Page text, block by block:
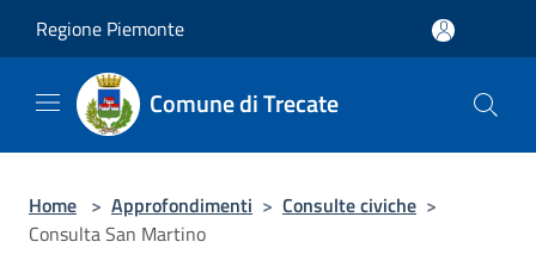
Regione Piemonte
Comune di Trecate
Home > Approfondimenti > Consulte civiche >
Consulta San Martino